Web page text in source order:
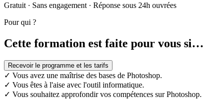
Gratuit · Sans engagement · Réponse sous 24h ouvrées
Pour qui ?
Cette formation est faite pour vous si…
Recevoir le programme et les tarifs
✓ Vous avez une maîtrise des bases de Photoshop.
✓ Vous êtes à l'aise avec l'outil informatique.
✓ Vous souhaitez approfondir vos compétences sur Photoshop.